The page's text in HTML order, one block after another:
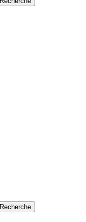
Recherche